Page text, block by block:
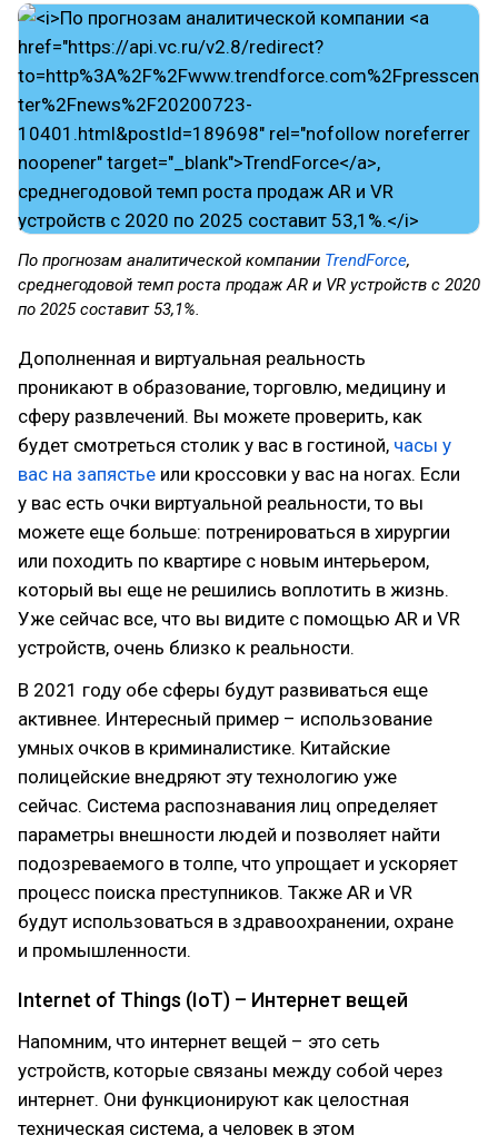
По прогнозам аналитической компании TrendForce,
среднегодовой темп роста продаж AR и VR устройств с 2020
по 2025 составит 53,1%.
Дополненная и виртуальная реальность
проникают в образование, торговлю, медицину и
сферу развлечений. Вы можете проверить, как
будет смотреться столик у вас в гостиной, часы у
вас на запястье или кроссовки у вас на ногах. Если
у вас есть очки виртуальной реальности, то вы
можете еще больше: потренироваться в хирургии
или походить по квартире с новым интерьером,
который вы еще не решились воплотить в жизнь.
Уже сейчас все, что вы видите с помощью AR и VR
устройств, очень близко к реальности.
В 2021 году обе сферы будут развиваться еще
активнее. Интересный пример – использование
умных очков в криминалистике. Китайские
полицейские внедряют эту технологию уже
сейчас. Система распознавания лиц определяет
параметры внешности людей и позволяет найти
подозреваемого в толпе, что упрощает и ускоряет
процесс поиска преступников. Также AR и VR
будут использоваться в здравоохранении, охране
и промышленности.
Internet of Things (IoT) – Интернет вещей
Напомним, что интернет вещей – это сеть
устройств, которые связаны между собой через
интернет. Они функционируют как целостная
техническая система, а человек в этом